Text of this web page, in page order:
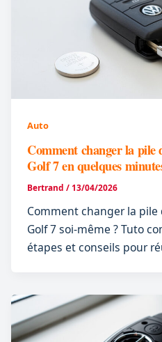
Auto
Comment changer la pile
Golf 7 en quelques
Bertrand/13/04/2026
Comment changer la pile
Golf 7 soi-même ? Tuto
étapes et conseils pour